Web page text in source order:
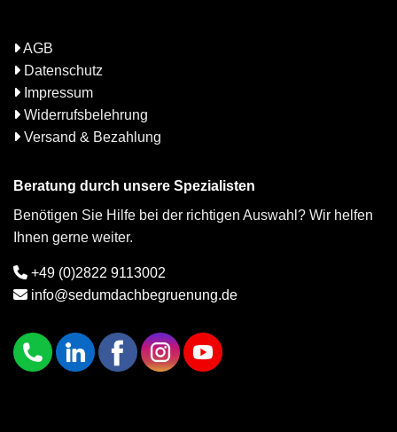
AGB
Datenschutz
Impressum
Widerrufsbelehrung
Versand & Bezahlung
Beratung durch unsere Spezialisten
Benötigen Sie Hilfe bei der richtigen Auswahl? Wir helfen
Ihnen gerne weiter.
+49 (0)2822 9113002
info@sedumdachbegruenung.de